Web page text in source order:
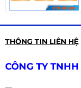
THÔNG TIN LIÊN HỆ
CÔNG TY